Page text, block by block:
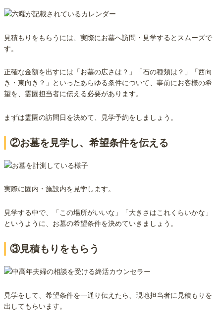
見積もりをもらうには、実際にお墓へ訪問・見学するとスムーズで
す。
正確な金額を出すには「お墓の広さは？」「石の種類は？」「西向
き・東向き？」といったあらゆる条件について、事前にお客様の希
望を、霊園担当者に伝える必要があります。
まずは霊園の訪問日を決めて、見学予約をしましょう。
②お墓を見学し、希望条件を伝える
実際に園内・施設内を見学します。
見学する中で、「この場所がいいな」「大きさはこれくらいかな」
というように、お墓の希望条件を決めていきましょう。
③見積もりをもらう
見学をして、希望条件を一通り伝えたら、現地担当者に見積もりを
出してもらいます。